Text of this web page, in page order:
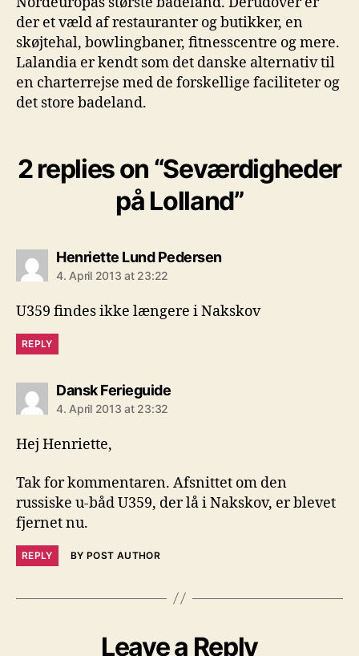
der et væld af restauranter og butikker, en
skøjtehal, bowlingbaner, fitnesscentre og mere.
Lalandia er kendt som det danske alternativ til
en charterrejse med de forskellige faciliteter og
det store badeland.
2 replies on “Seværdigheder
på Lolland”
Henriette Lund Pedersensays:
4. April 2013 at 23:22
U359 findes ikke længere i Nakskov
REPLY
Dansk Ferieguidesays:
4. April 2013 at 23:32
Hej Henriette,
Tak for kommentaren. Afsnittet om den
russiske u-båd U359, der lå i Nakskov, er blevet
fjernet nu.
REPLY BY POST AUTHOR
Leave a Reply